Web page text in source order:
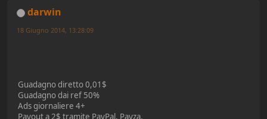
darwin
18 Giugno 2014, 13:28:09
Guadagno diretto 0,01$
Guadagno dai ref 50%
Ads giornaliere 4+
Payout a 2$ tramite PayPal, Payza.